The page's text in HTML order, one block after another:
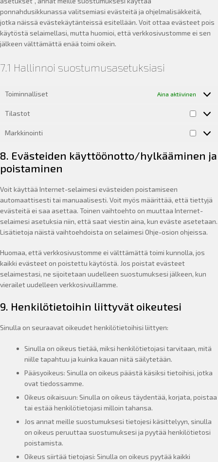
ponnahdusikkunassa valitsemiasi evästeitä ja ohjelmalisäkkeitä,
jotka näissä evästekäytänteissä esitellään. Voit ottaa evästeet pois
käytöstä selaimellasi, mutta huomioi, että verkkosivustomme ei sen
jälkeen välttämättä enää toimi oikein.
7.1 Hallinnoi suostumusasetuksiasi
Toiminnalliset Aina aktiivinen
Tilastot
Markkinointi
8. Evästeiden käyttöönotto/hylkääminen ja
poistaminen
Voit käyttää Internet-selaimesi evästeiden poistamiseen
automaattisesti tai manuaalisesti. Voit myös määrittää, että tiettyjä
evästeitä ei saa asettaa. Toinen vaihtoehto on muuttaa Internet-
selaimesi asetuksia niin, että saat viestin aina, kun eväste asetetaan.
Lisätietoja näistä vaihtoehdoista on selaimesi Ohje-osion ohjeissa.
Huomaa, että verkkosivustomme ei välttämättä toimi kunnolla, jos
kaikki evästeet on poistettu käytöstä. Jos poistat evästeet
selaimestasi, ne sijoitetaan uudelleen suostumuksesi jälkeen, kun
vierailet uudelleen verkkosivuillamme.
9. Henkilötietoihin liittyvät oikeutesi
Sinulla on seuraavat oikeudet henkilötietoihisi liittyen:
Sinulla on oikeus tietää, miksi henkilötietojasi tarvitaan, mitä
niille tapahtuu ja kuinka kauan niitä säilytetään.
Pääsyoikeus: Sinulla on oikeus päästä käsiksi tietoihisi, jotka
ovat tiedossamme.
Oikeus oikaisuun: Sinulla on oikeus täydentää, korjata, poistaa
tai estää henkilötietojasi milloin tahansa.
Jos annat meille suostumuksesi tietojesi käsittelyyn, sinulla
on oikeus peruuttaa suostumuksesi ja pyytää henkilötietosi
poistamista.
Oikeus siirtää tietojasi: Sinulla on oikeus pyytää kaikki